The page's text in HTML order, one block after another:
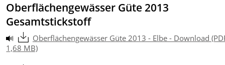
Oberflächengewässer Güte 2013
Gesamtstickstoff
Oberflächengewässer Güte 2013 - Elbe - Download
1,68 MB)